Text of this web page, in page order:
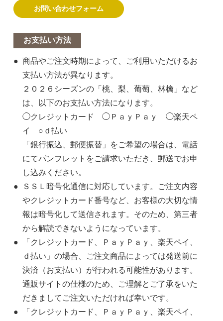
お問い合わせフォーム
お支払い方法
商品やご注文時期によって、ご利用いただけるお
支払い方法が異なります。
２０２６シーズンの「桃、梨、葡萄、林檎」など
は、以下のお支払い方法になります。
◯クレジットカード ◯ＰａｙＰａｙ ◯楽天ペ
イ ○ｄ払い
「銀行振込、郵便振替」をご希望の場合は、電話
にてパンフレットをご請求いただき、郵送でお申
し込みください。
ＳＳＬ暗号化通信に対応しています。ご注文内容
やクレジットカード番号など、お客様の大切な情
報は暗号化して送信されます。そのため、第三者
から解読できないようになっています。
「クレジットカード、ＰａｙＰａｙ、楽天ペイ、
ｄ払い」の場合、ご注文商品によっては発送前に
決済（お支払い）が行われる可能性があります。
通販サイトの仕様のため、ご理解とご了承をいた
だきましてご注文いただければ幸いです。
「クレジットカード、ＰａｙＰａｙ、楽天ペイ、